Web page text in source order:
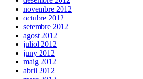
novembre 2012
octubre 2012
setembre 2012
agost 2012
juliol 2012
juny 2012
maig 2012
abril 2012